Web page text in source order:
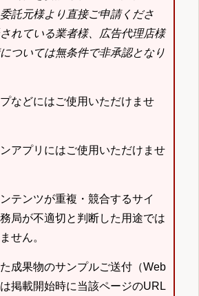
委託元様より直接ご申請くださ
れている業者様、広告代理店様
ついては無条件で非承認となり
などにはご使用いただけませ
アプリにはご使用いただけませ
テンツが重複・競合するサイ
局が不適切と判断した用途では
せん。
成果物のサンプルご送付（Web
掲載開始時に当該ページのURL